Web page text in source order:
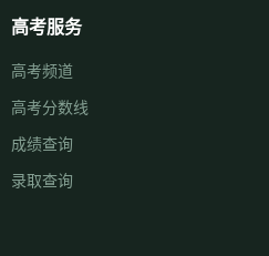
高考服务
高考频道
高考分数线
成绩查询
录取查询